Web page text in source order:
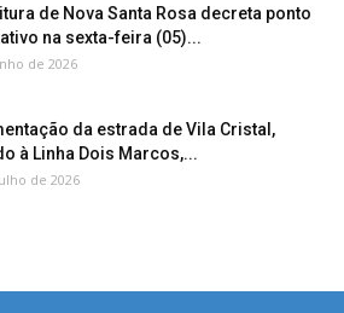
de Nova Santa Rosa decreta ponto
na sexta-feira (05)...
de 2026
da estrada de Vila Cristal,
à Linha Dois Marcos,...
de 2026